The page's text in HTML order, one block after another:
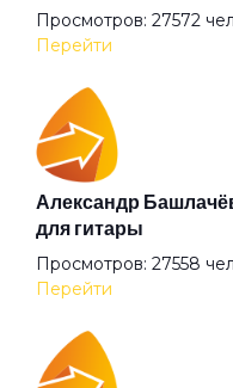
Доля солдатская
Дурак
Дураки
Звездная болезнь
Здравствуйте
Просмотров: 27572
Перейти
Александр
для гитары
Просмотров: 27558
Перейти